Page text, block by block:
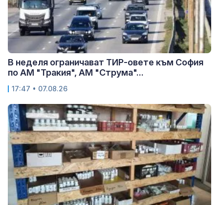
В неделя ограничават ТИР-овете към София
по АМ "Тракия", АМ "Струма"...
17:47 • 07.08.26